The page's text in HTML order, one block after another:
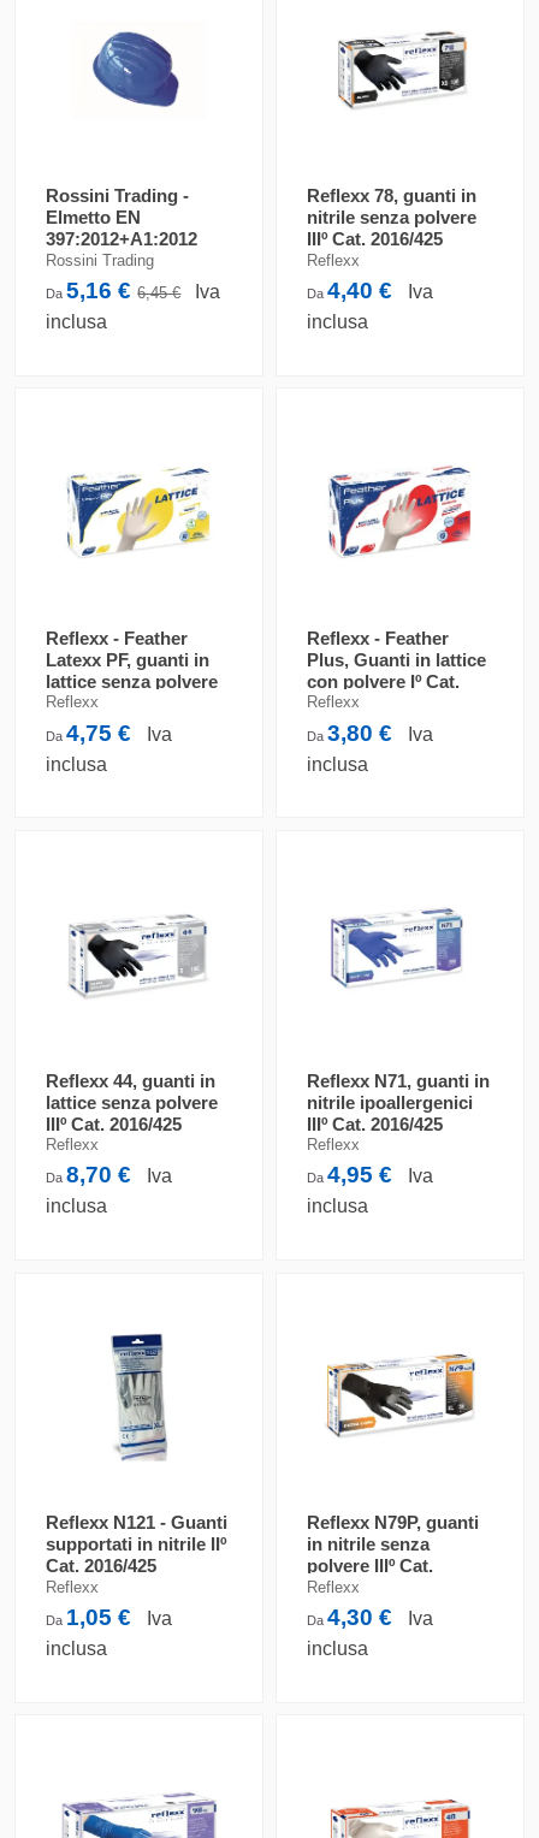
Rossini Trading -
Elmetto EN
397:2012+A1:2012
Rossini Trading
Da5,16 €6,45 €
Iva
inclusa
Reflexx 78, guanti in
nitrile senza polvere
IIIº Cat. 2016/425
Reflexx
Da4,40 €
Iva
inclusa
Reflexx - Feather
Latexx PF, guanti in
lattice senza polvere
Iº Cat. 2016/425
Reflexx
Da4,75 €
Iva
inclusa
Reflexx - Feather
Plus, Guanti in lattice
con polvere Iº Cat.
2016/425
Reflexx
Da3,80 €
Iva
inclusa
Reflexx 44, guanti in
lattice senza polvere
IIIº Cat. 2016/425
Reflexx
Da8,70 €
Iva
inclusa
Reflexx N71, guanti in
nitrile ipoallergenici
IIIº Cat. 2016/425
Reflexx
Da4,95 €
Iva
inclusa
Reflexx N121 - Guanti
supportati in nitrile IIº
Cat. 2016/425
Reflexx
Da 1,05 €
Iva
inclusa
Reflexx N79P, guanti
in nitrile senza
polvere IIIº Cat.
2016/425
Reflexx
Da4,30 €
Iva
inclusa